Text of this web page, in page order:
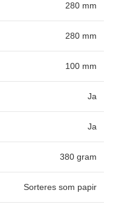
280 mm
280 mm
100 mm
Ja
Ja
380 gram
Sorteres som papir